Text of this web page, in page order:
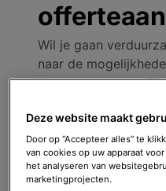
Wil je gaan
naar de
klaar met persoonlijk
Hoe ziet het vervolg
Vul het
Binnen vijf
opgenomen om
Deze website maakt
Door op “Accepteer alles” te
van cookies op uw apparaat
het analyseren van
marketingprojecten.